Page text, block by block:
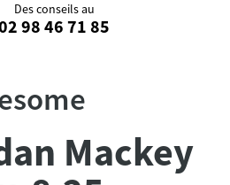
Des conseils au
98 46 71 85
Mackey